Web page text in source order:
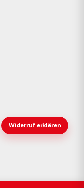
Widerruf erklären